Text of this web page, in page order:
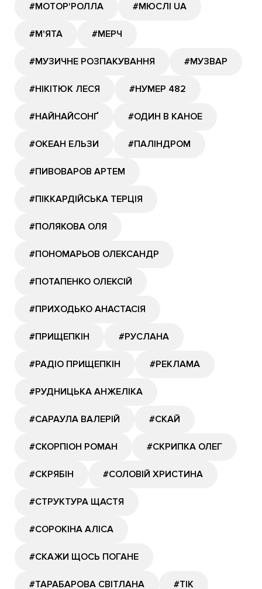
#МОТОР'РОЛЛА #МЮСЛІ UA
#М'ЯТА #МЕРЧ
#МУЗИЧНЕ РОЗПАКУВАННЯ #МУЗВАР
#НІКІТЮК ЛЕСЯ #НУМЕР 482
#НАЙНАЙСОНҐ #ОДИН В КАНОЕ
#ОКЕАН ЕЛЬЗИ #ПАЛІНДРОМ
#ПИВОВАРОВ АРТЕМ
#ПІККАРДІЙСЬКА ТЕРЦІЯ
#ПОЛЯКОВА ОЛЯ
#ПОНОМАРЬОВ ОЛЕКСАНДР
#ПОТАПЕНКО ОЛЕКСІЙ
#ПРИХОДЬКО АНАСТАСІЯ
#ПРИЩЕПКІН #РУСЛАНА
#РАДІО ПРИЩЕПКІН #РЕКЛАМА
#РУДНИЦЬКА АНЖЕЛІКА
#САРАУЛА ВАЛЕРІЙ #СКАЙ
#СКОРПІОН РОМАН #СКРИПКА ОЛЕГ
#СКРЯБІН #СОЛОВІЙ ХРИСТИНА
#СТРУКТУРА ЩАСТЯ
#СОРОКІНА АЛІСА
#СКАЖИ ЩОСЬ ПОГАНЕ
#ТАРАБАРОВА СВІТЛАНА #ТІК